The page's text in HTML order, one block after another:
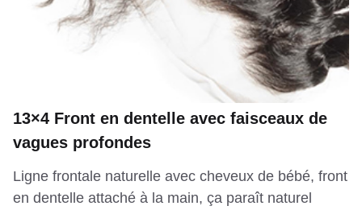
13×4 Front en dentelle avec faisceaux de
vagues profondes
Ligne frontale naturelle avec cheveux de bébé, front
en dentelle attaché à la main, ça paraît naturel